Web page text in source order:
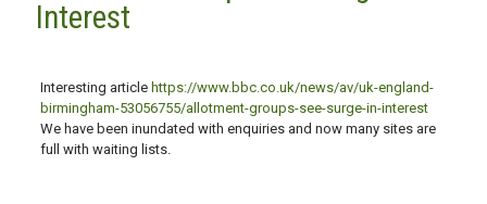
Interest
Interesting article https://www.bbc.co.uk/news/av/uk-england-
birmingham-53056755/allotment-groups-see-surge-in-interest
We have been inundated with enquiries and now many sites are
full with waiting lists.